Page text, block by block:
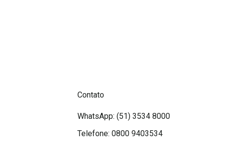
Contato
WhatsApp: (51) 3534 8000
Telefone: 0800 9403534